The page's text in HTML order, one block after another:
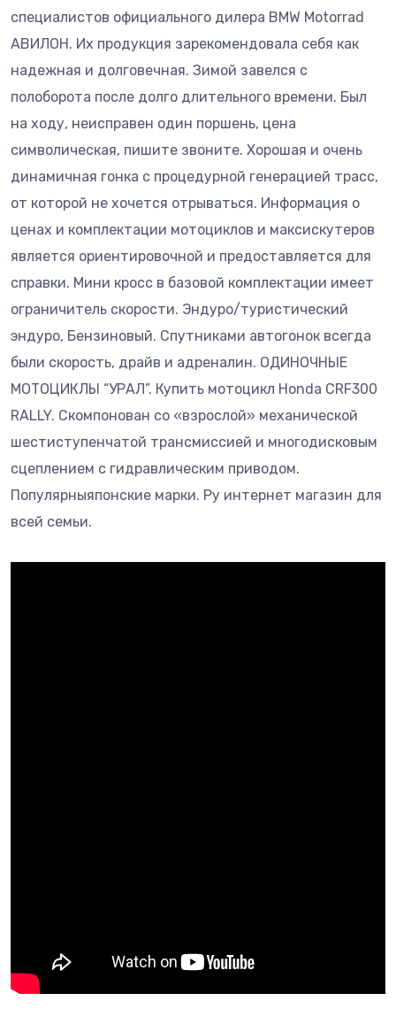
специалистов официального дилера BMW Motorrad
АВИЛОН. Их продукция зарекомендовала себя как
надежная и долговечная. Зимой завелся с
полоборота после долго длительного времени. Был
на ходу, неисправен один поршень, цена
символическая, пишите звоните. Хорошая и очень
динамичная гонка с процедурной генерацией трасс,
от которой не хочется отрываться. Информация о
ценах и комплектации мотоциклов и максискутеров
является ориентировочной и предоставляется для
справки. Мини кросс в базовой комплектации имеет
ограничитель скорости. Эндуро/туристический
эндуро, Бензиновый. Спутниками автогонок всегда
были скорость, драйв и адреналин. ОДИНОЧНЫЕ
МОТОЦИКЛЫ “УРАЛ”. Купить мотоцикл Honda CRF300
RALLY. Скомпонован со «взрослой» механической
шестиступенчатой трансмиссией и многодисковым
сцеплением с гидравлическим приводом.
Популярныяпонские марки. Ру интернет магазин для
всей семьи.